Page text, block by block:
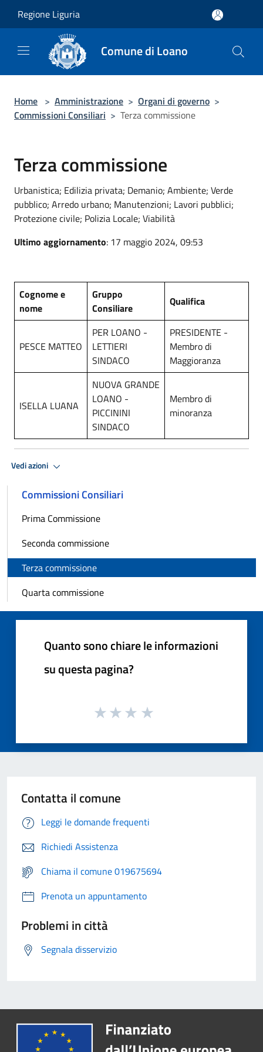
Regione Liguria
Comune di Loano
Home > Amministrazione > Organi di governo >
Commissioni Consiliari > Terza commissione
Terza commissione
Urbanistica; Edilizia privata; Demanio; Ambiente; Verde
pubblico; Arredo urbano; Manutenzioni; Lavori pubblici;
Protezione civile; Polizia Locale; Viabilità
Ultimo aggiornamento: 17 maggio 2024, 09:53
Cognome e
nome
Gruppo
Consiliare
Qualifica
PESCE MATTEO
PER LOANO -
LETTIERI
SINDACO
PRESIDENTE -
Membro di
Maggioranza
ISELLA LUANA
NUOVA GRANDE
LOANO -
PICCININI
SINDACO
Membro di
minoranza
Vedi azioni
Commissioni Consiliari
Prima Commissione
Seconda commissione
Terza commissione
Quarta commissione
Quanto sono chiare le informazioni
su questa pagina?
Contatta il comune
Leggi le domande frequenti
Richiedi Assistenza
Chiama il comune 019675694
Prenota un appuntamento
Problemi in città
Segnala disservizio